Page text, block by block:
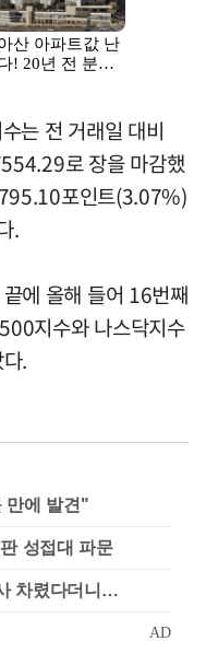
는 전 거래일 대비
로 장을 마감했
포인트(3.07%)
.
에 올해 들어 16번째
지수와 나스닥지수
.
만에 발견"
성접대 파문
차렸다더니…